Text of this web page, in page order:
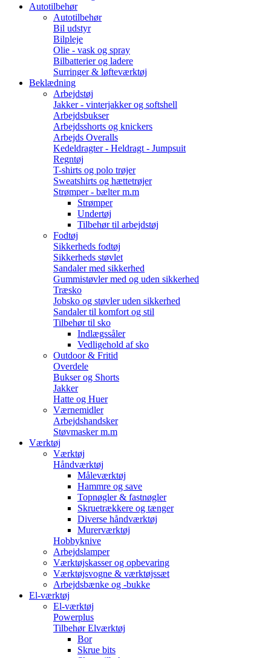
Autotilbehør
Autotilbehør
Bil udstyr
Bilpleje
Olie - vask og spray
Bilbatterier og ladere
Surringer & løfteværktøj
Beklædning
Arbejdstøj
Jakker - vinterjakker og softshell
Arbejdsbukser
Arbejdsshorts og knickers
Arbejds Overalls
Kedeldragter - Heldragt - Jumpsuit
Regntøj
T-shirts og polo trøjer
Sweatshirts og hættetrøjer
Strømper - bælter m.m
Strømper
Undertøj
Tilbehør til arbejdstøj
Fodtøj
Sikkerheds fodtøj
Sikkerheds støvlet
Sandaler med sikkerhed
Gummistøvler med og uden sikkerhed
Træsko
Jobsko og støvler uden sikkerhed
Sandaler til komfort og stil
Tilbehør til sko
Indlægssåler
Vedligehold af sko
Outdoor & Fritid
Overdele
Bukser og Shorts
Jakker
Hatte og Huer
Værnemidler
Arbejdshandsker
Støvmasker m.m
Værktøj
Værktøj
Håndværktøj
Måleværktøj
Hammre og save
Topnøgler & fastnøgler
Skruetrækkere og tænger
Diverse håndværktøj
Murerværktøj
Hobbyknive
Arbejdslamper
Værktøjskasser og opbevaring
Værktøjsvogne & værktøjssæt
Arbejdsbænke og -bukke
El-værktøj
El-værktøj
Powerplus
Tilbehør Elværktøj
Bor
Skrue bits